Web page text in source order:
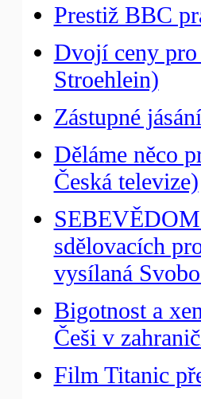
Prestiž BBC
Dvojí ceny pro
Stroehlein)
Zástupné
Děláme něco
Česká televize)
sdělovacích
vysílaná
Bigotnost a
Češi v
Film Titanic